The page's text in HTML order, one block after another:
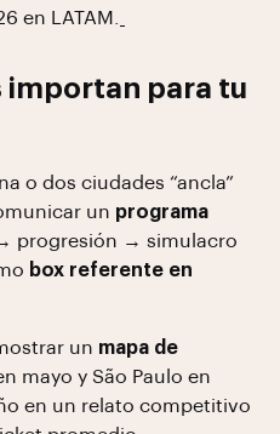
en LATAM.
importan para tu
o dos ciudades “ancla”
un programa
progresión → simulacro
box referente en
un mapa de
mayo y São Paulo en
en un relato competitivo